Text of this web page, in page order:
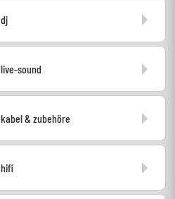
dj
live-sound
kabel & zubehöre
hifi